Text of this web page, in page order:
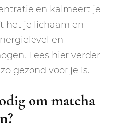
en kalmeert je
het je lichaam en
en
Lees hier verder
gezond voor je is.
om matcha